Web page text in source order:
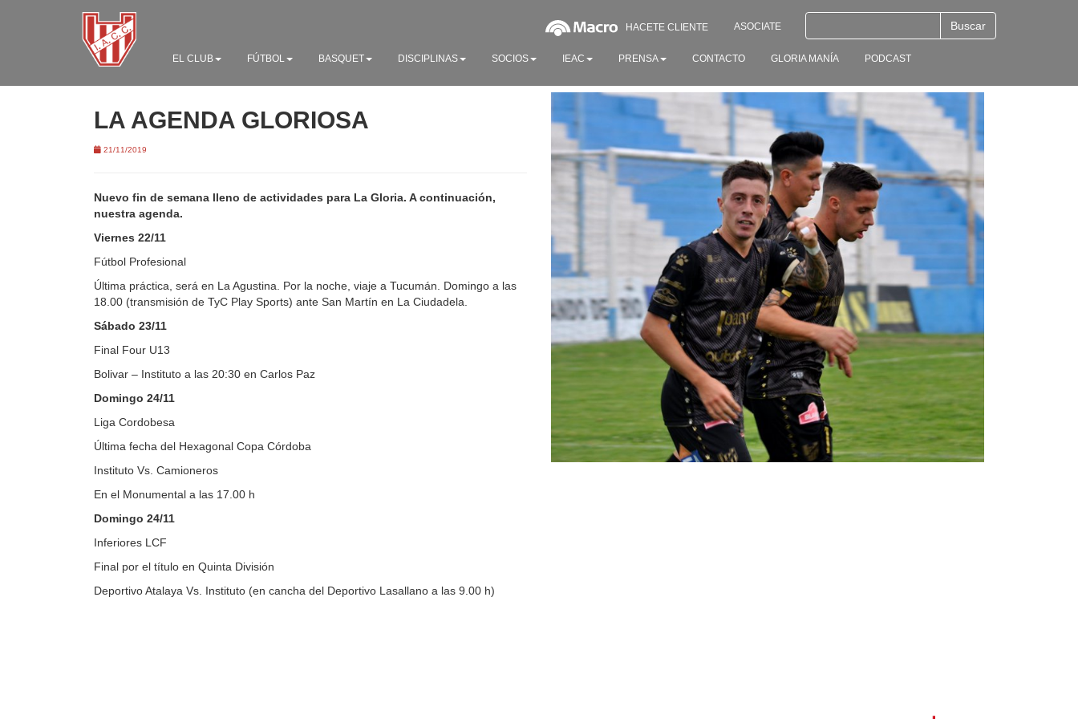
HACETE CLIENTE ASOCIATE
EL CLUB FÚTBOL BASQUET DISCIPLINAS SOCIOS IEAC PRENSA CONTACTO GLORIA MANÍA PODCAST
LA AGENDA GLORIOSA
21/11/2019
Nuevo fin de semana lleno de actividades para La Gloria. A continuación,
nuestra agenda.
Viernes 22/11
Fútbol Profesional
Última práctica, será en La Agustina. Por la noche, viaje a Tucumán. Domingo a las
18.00 (transmisión de TyC Play Sports) ante San Martín en La Ciudadela.
Sábado 23/11
Final Four U13
Bolivar – Instituto a las 20:30 en Carlos Paz
Domingo 24/11
Liga Cordobesa
Última fecha del Hexagonal Copa Córdoba
Instituto Vs. Camioneros
En el Monumental a las 17.00 h
Domingo 24/11
Inferiores LCF
Final por el título en Quinta División
Deportivo Atalaya Vs. Instituto (en cancha del Deportivo Lasallano a las 9.00 h)